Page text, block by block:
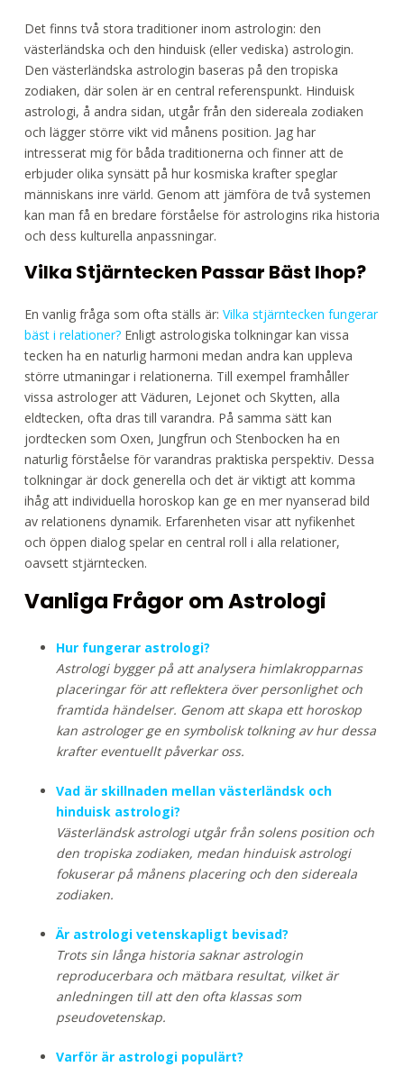
Det finns två stora traditioner inom astrologin: den
västerländska och den hinduisk (eller vediska) astrologin.
Den västerländska astrologin baseras på den tropiska
zodiaken, där solen är en central referenspunkt. Hinduisk
astrologi, å andra sidan, utgår från den sidereala zodiaken
och lägger större vikt vid månens position. Jag har
intresserat mig för båda traditionerna och finner att de
erbjuder olika synsätt på hur kosmiska krafter speglar
människans inre värld. Genom att jämföra de två systemen
kan man få en bredare förståelse för astrologins rika historia
och dess kulturella anpassningar.
Vilka Stjärntecken Passar Bäst Ihop?
En vanlig fråga som ofta ställs är: Vilka stjärntecken fungerar
bäst i relationer?Enligt astrologiska tolkningar kan vissa
tecken ha en naturlig harmoni medan andra kan uppleva
större utmaningar i relationerna. Till exempel framhåller
vissa astrologer att Väduren, Lejonet och Skytten, alla
eldtecken, ofta dras till varandra. På samma sätt kan
jordtecken som Oxen, Jungfrun och Stenbocken ha en
naturlig förståelse för varandras praktiska perspektiv. Dessa
tolkningar är dock generella och det är viktigt att komma
ihåg att individuella horoskop kan ge en mer nyanserad bild
av relationens dynamik. Erfarenheten visar att nyfikenhet
och öppen dialog spelar en central roll i alla relationer,
oavsett stjärntecken.
Vanliga Frågor om Astrologi
Hur fungerar astrologi?
Astrologi bygger på att analysera himlakropparnas
placeringar för att reflektera över personlighet och
framtida händelser. Genom att skapa ett horoskop
kan astrologer ge en symbolisk tolkning av hur dessa
krafter eventuellt påverkar oss.
Vad är skillnaden mellan västerländsk och
hinduisk astrologi?
Västerländsk astrologi utgår från solens position och
den tropiska zodiaken, medan hinduisk astrologi
fokuserar på månens placering och den sidereala
zodiaken.
Är astrologi vetenskapligt bevisad?
Trots sin långa historia saknar astrologin
reproducerbara och mätbara resultat, vilket är
anledningen till att den ofta klassas som
pseudovetenskap.
Varför är astrologi populärt?